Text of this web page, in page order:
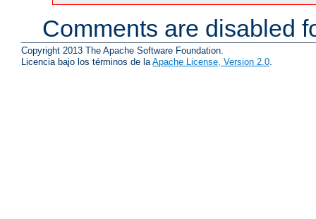
Comments are disabled
Copyright 2013 The Apache Software Foundation.
Licencia bajo los términos de la Apache License, Version 2.0